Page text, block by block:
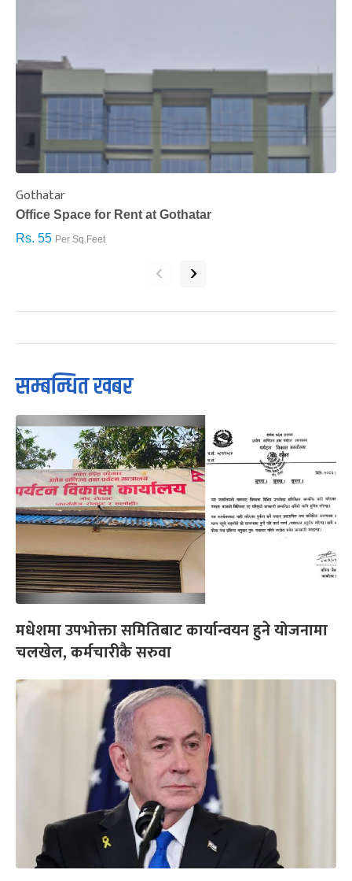
Gothatar
Office Space for Rent at Gothatar
Rs. 55 Per Sq.Feet
‹ ›
सम्बन्धित खबर
मधेशमा उपभोक्ता समितिबाट कार्यान्वयन हुने योजनामा
चलखेल, कर्मचारीकै सरुवा